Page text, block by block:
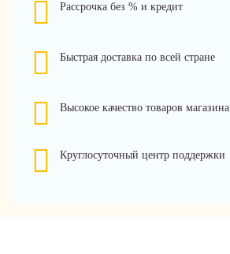
Рассрочка без % и кредит
Быстрая доставка по всей стране
Высокое качество товаров магазина
Круглосуточный центр поддержки